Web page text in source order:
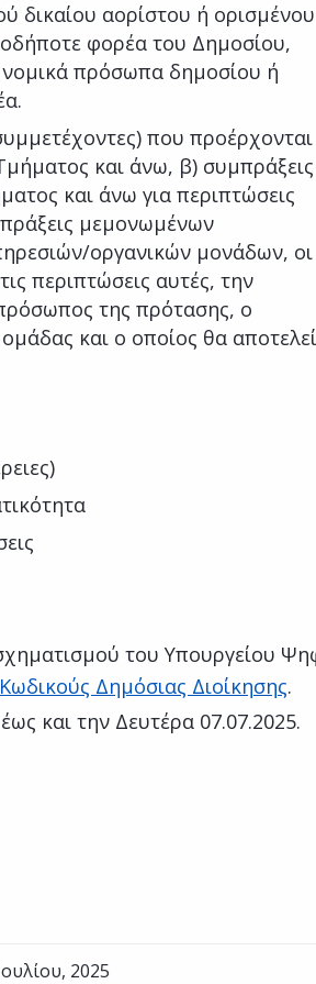
δικαίου αορίστου ή ορισμένου
φορέα του Δημοσίου,
πρόσωπα δημοσίου ή
που προέρχονται
και άνω, β) συμπράξεις
και άνω για περιπτώσεις
μεμονωμένων
οργανικών μονάδων, οι
περιπτώσεις αυτές, την
της πρότασης, ο
και ο οποίος θα αποτελεί
του Υπουργείου
Κωδικούς Δημόσιας Διοίκησης.
και την Δευτέρα 07.07.2025.
2025